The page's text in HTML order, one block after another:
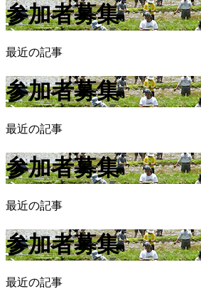
参加者募集
最近の記事
参加者募集
最近の記事
参加者募集
最近の記事
参加者募集
最近の記事